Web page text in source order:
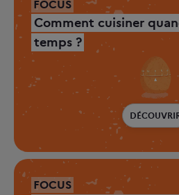
FOCUS
Comment cuisiner
temps ?
FOCUS